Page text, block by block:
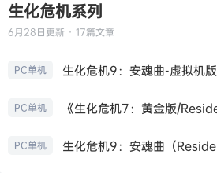
生化危机系列
6月28日更新 · 17篇文章
PC单机
PC单机
PC单机